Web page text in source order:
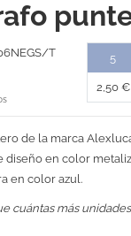
T 5
2,50 €
de la marca
diseño en color
en color azul.
cuántas más